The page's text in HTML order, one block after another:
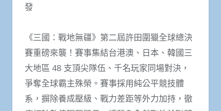
發
《三國：戰地無疆》第二屆許田圍獵全球總決
賽重磅來襲！賽事集結台港澳、日本、韓國三
大地區 48 支頂尖隊伍、千名玩家同場對決，
爭奪全球霸主殊榮。賽事採用純公平競技體
系，摒除養成壓級、戰力差距等外力加持，徹